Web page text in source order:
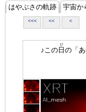
はやぶさの軌跡 宇宙か
<<< << <
♪この日
ひ
の「あ